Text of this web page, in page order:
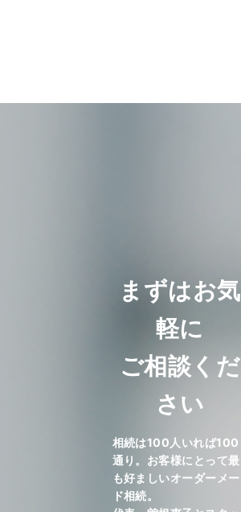
まずはお気
軽に
ご相談くだ
さい
相続は100人いれば100
通り。お客様にとって最
も好ましいオーダーメー
ド相続。